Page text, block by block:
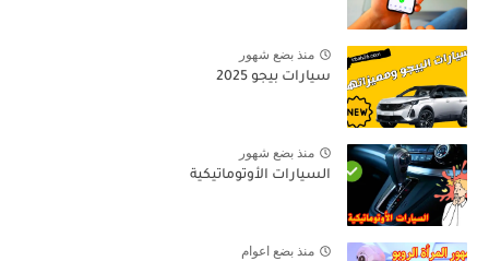
منذ بضع شهور
سيارات بيجو 2025
منذ بضع شهور
السيارات الأوتوماتيكية
منذ بضع اعوام